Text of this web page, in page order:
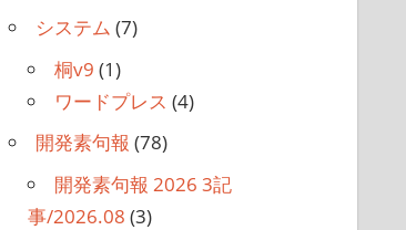
システム (7)
桐v9 (1)
ワードプレス (4)
開発素句報 (78)
開発素句報 2026 3記
事/2026.08 (3)